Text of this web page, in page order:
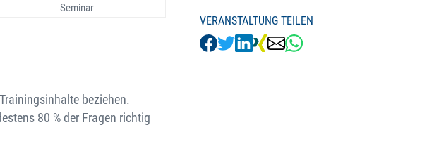
Seminar
beziehen.
80 % der Fragen richtig
VERANSTALTUNG TEILEN